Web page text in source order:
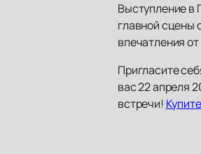
Выступление в
главной сцены
впечатления
Пригласите
вас 22 апреля
встречи!